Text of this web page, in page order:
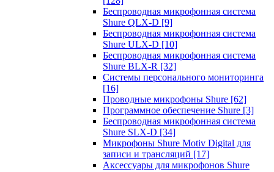
Беспроводная микрофонная система
Shure QLX-D [9]
Беспроводная микрофонная система
Shure ULX-D [10]
Беспроводная микрофонная система
Shure BLX-R [32]
Системы персонального мониторинга
[16]
Проводные микрофоны Shure [62]
Программное обеспечение Shure [3]
Беспроводная микрофонная система
Shure SLX-D [34]
Микрофоны Shure Motiv Digital для
записи и трансляций [17]
Аксессуары для микрофонов Shure